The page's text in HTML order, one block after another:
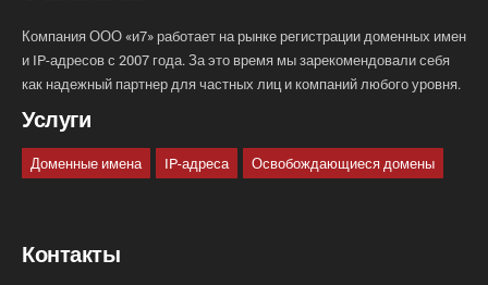
Компания ООО «и7» работает на рынке регистрации доменных имен
и IP-адресов с 2007 года. За это время мы зарекомендовали себя
как надежный партнер для частных лиц и компаний любого уровня.
Услуги
Доменные имена IP-адреса Освобождающиеся домены
Контакты